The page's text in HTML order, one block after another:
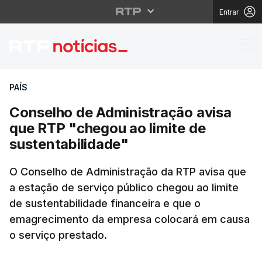
Entrar
Conselho de
PAÍS
Conselho de Administração avisa
que RTP "chegou ao limite de
sustentabilidade"
O Conselho de Administração da RTP avisa que
a estação de serviço público chegou ao limite
de sustentabilidade financeira e que o
emagrecimento da empresa colocará em causa
o serviço prestado.